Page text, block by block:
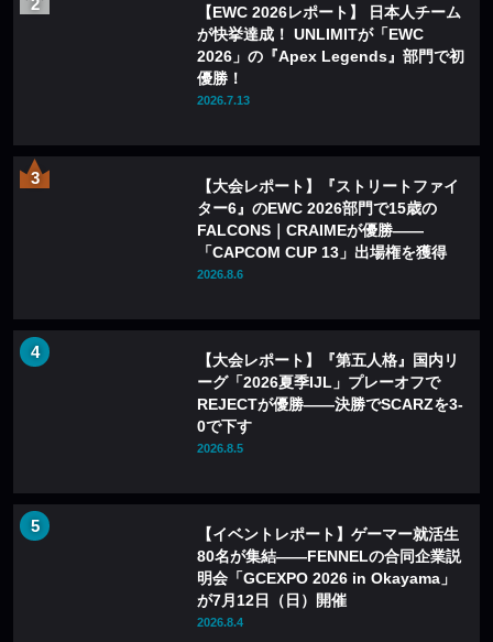
【EWC 2026レポート】 日本人チーム
が快挙達成！ UNLIMITが「EWC
2026」の『Apex Legends』部門で初
優勝！
2026.7.13
【大会レポート】『ストリートファイ
ター6』のEWC 2026部門で15歳の
FALCONS｜CRAIMEが優勝——
「CAPCOM CUP 13」出場権を獲得
2026.8.6
【大会レポート】『第五人格』国内リ
ーグ「2026夏季IJL」プレーオフで
REJECTが優勝——決勝でSCARZを3-
0で下す
2026.8.5
【イベントレポート】ゲーマー就活生
80名が集結——FENNELの合同企業説
明会「GCEXPO 2026 in Okayama」
が7月12日（日）開催
2026.8.4